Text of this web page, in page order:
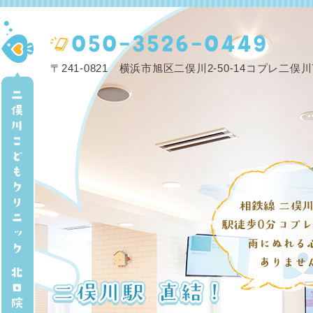
〒241-0821 横浜市旭区二俣川2-50-14コプレ二俣